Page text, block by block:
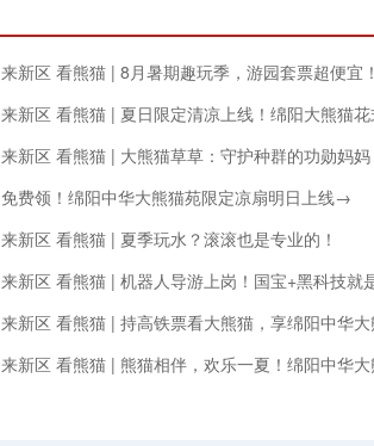
来新区 看熊猫 | 8月暑期趣玩季，游园套票超便宜！
来新区 看熊猫 | 大熊猫草草：守护种群的功勋妈妈
免费领！绵阳中华大熊猫苑限定凉扇明日上线→
来新区 看熊猫 | 夏季玩水？滚滚也是专业的！